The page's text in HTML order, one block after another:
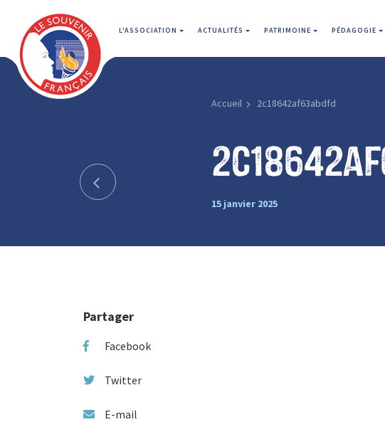
L'ASSOCIATION ACTUALITÉS PATRIMOINE PÉDAGOGIE
Accueil 2c18642af63abdfd
15 janvier 2025
Partager
Facebook
Twitter
E-mail